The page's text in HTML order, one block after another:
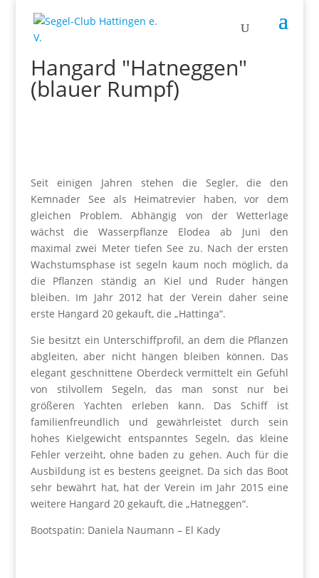
Hangard "Hatneggen"
(blauer Rumpf)
Seit einigen Jahren stehen die Segler, die den
Kemnader See als Heimatrevier haben, vor dem
gleichen Problem. Abhängig von der Wetterlage
wächst die Wasserpflanze Elodea ab Juni den
maximal zwei Meter tiefen See zu. Nach der ersten
Wachstumsphase ist segeln kaum noch möglich, da
die Pflanzen ständig an Kiel und Ruder hängen
bleiben. Im Jahr 2012 hat der Verein daher seine
erste Hangard 20 gekauft, die „Hattinga“.
Sie besitzt ein Unterschiffprofil, an dem die Pflanzen
abgleiten, aber nicht hängen bleiben können. Das
elegant geschnittene Oberdeck vermittelt ein Gefühl
von stilvollem Segeln, das man sonst nur bei
größeren Yachten erleben kann. Das Schiff ist
familienfreundlich und gewährleistet durch sein
hohes Kielgewicht entspanntes Segeln, das kleine
Fehler verzeiht, ohne baden zu gehen. Auch für die
Ausbildung ist es bestens geeignet. Da sich das Boot
sehr bewährt hat, hat der Verein im Jahr 2015 eine
weitere Hangard 20 gekauft, die „Hatneggen“.
Bootspatin: Daniela Naumann – El Kady